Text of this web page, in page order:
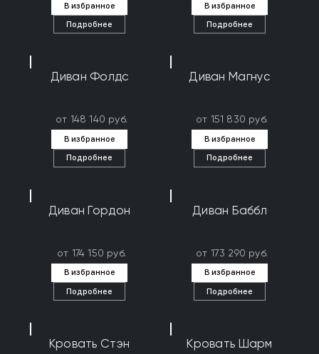
В избранное
Подробнее
В избранное
Подробнее
Диван Фолдс
от 148 140 руб.
В избранное
Подробнее
Диван Магнус
от 151 830 руб.
В избранное
Подробнее
Диван Гордон
от 174 150 руб.
В избранное
Подробнее
Диван Баббл
от 173 290 руб.
В избранное
Подробнее
Кровать Стэн Кровать Шарм